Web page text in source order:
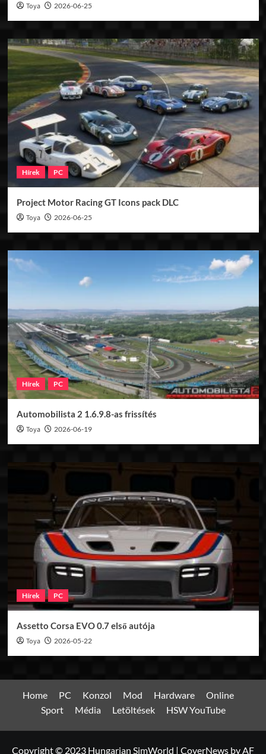
Toya 2026-06-25
Hírek PC
Project Motor Racing GT Icons pack DLC
Toya 2026-06-25
Hírek PC
Automobilista 2 1.6.9.8-as frissítés
Toya 2026-06-19
Hírek PC
Assetto Corsa EVO 0.7 első autója
Toya 2026-05-22
Home PC Konzol Mod Hardware
Online
Sport
Média Letöltések HSW YouTube
Copyright © 2023 Hungarian SimWorld | CoverNews by AF